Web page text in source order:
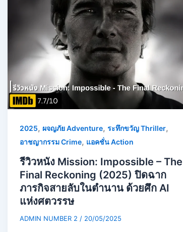
2025, ผจญภัย Adventure, ระทึกขวัญ Thriller,
อาชญากรรม Crime, แอคชั่น Action
รีวิวหนัง Mission: Impossible – The
Final Reckoning (2025) ปิดฉาก
ภารกิจสายลับในตำนาน ด้วยศึก AI
แห่งศตวรรษ
ADMIN NUMBER 2 / 20/05/2025